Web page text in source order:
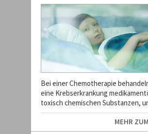
Bei einer Chemotherapie
eine Krebserkrankung
toxisch chemischen Substanzen,
MEHR